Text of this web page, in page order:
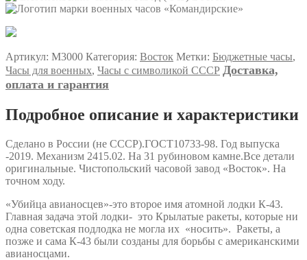
Артикул: М3000 Категория: Восток Метки: Бюджетные часы,
Часы для военных, Часы с символикой СССР Доставка,
оплата и гарантия
Подробное описание и характеристики
Сделано в России (не СССР).ГОСТ10733-98. Год выпуска
-2019. Механизм 2415.02. На 31 рубиновом камне.Все детали
оригинальные. Чистопольский часовой завод «Восток». На
точном ходу.
«Убийца авианосцев»-это второе имя атомной лодки К-43.
Главная задача этой лодки- это Крылатые ракеты, которые ни
одна советская подлодка не могла их «носить». Ракеты, а
позже и сама К-43 были созданы для борьбы с американскими
авианосцами.